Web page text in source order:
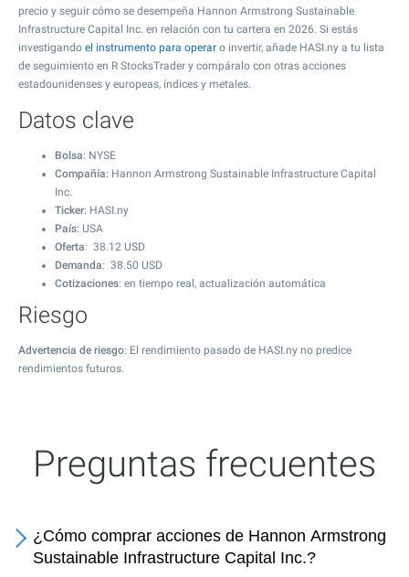
precio y seguir cómo se desempeña Hannon Armstrong Sustainable
Infrastructure Capital Inc. en relación con tu cartera en 2026. Si estás
investigando el instrumento para operar o invertir, añade HASI.ny a tu lista
de seguimiento en R StocksTrader y compáralo con otras acciones
estadounidenses y europeas, índices y metales.
Datos clave
Bolsa: NYSE
Compañía: Hannon Armstrong Sustainable Infrastructure Capital
Inc.
Ticker: HASI.ny
País: USA
Oferta: 38.12 USD
Demanda: 38.50 USD
Cotizaciones: en tiempo real, actualización automática
Riesgo
Advertencia de riesgo: El rendimiento pasado de HASI.ny no predice
rendimientos futuros.
Preguntas frecuentes
¿Cómo comprar acciones de Hannon Armstrong
Sustainable Infrastructure Capital Inc.?